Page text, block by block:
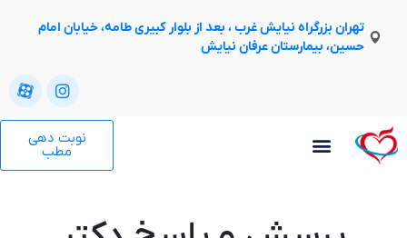
تهران بزرگراه نیایش غرب ، بعد از بلوار کبیری طامه، خیابان امام
حسین، بیمارستان عرفان نیایش
نوبت دهی